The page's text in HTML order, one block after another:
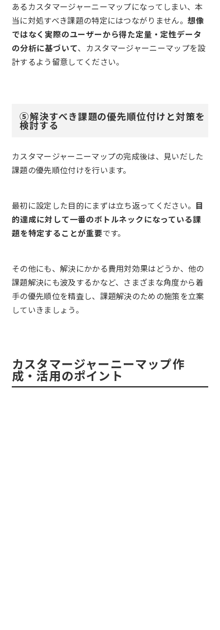
あるカスタマージャーニーマップになってしまい、本
当に対処すべき課題の特定にはつながりません。想像
ではなく実際のユーザーから得た定量・定性データ
の分析に基づいて、カスタマージャーニーマップを設
計するよう留意してください。
⑤解決すべき課題の優先順位付けと対策を
検討する
カスタマージャーニーマップの完成後は、見いだした
課題の優先順位付けを行います。
最初に設定した目的にまずは立ち返ってください。 目
的達成に対して一番のボトルネックになっている課
題を特定することが重要です。
その他にも、解決にかかる費用対効果はどうか、他の
課題解決にも波及するかなど、さまざまな角度から着
手の優先順位を精査し、課題解決のための施策を立案
していきましょう。
カスタマージャーニーマップ作
成・活用のポイント